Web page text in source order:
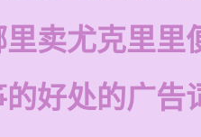
卖尤克里里
的好处的广告